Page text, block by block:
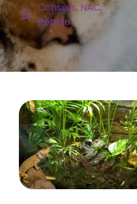
bookmark_border Conseils, NAC,
Reptile